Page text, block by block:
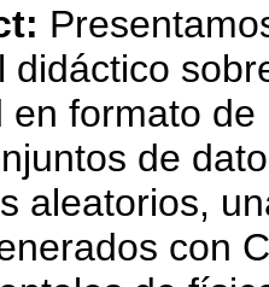
didáctico
en formato
de
aleatorios,
con